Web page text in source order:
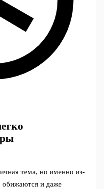
тема, но именно из-
обижаются и даже